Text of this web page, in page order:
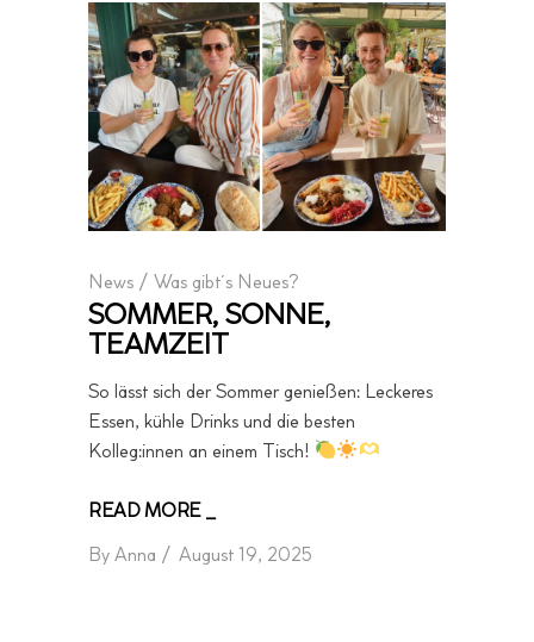
News / Was gibt´s Neues?
SOMMER, SONNE,
TEAMZEIT
So lässt sich der Sommer genießen: Leckeres
Essen, kühle Drinks und die besten
Kolleg:innen an einem Tisch!
READ MORE _
By Anna August 19, 2025